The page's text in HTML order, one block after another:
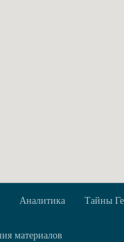
Аналитика Тайны
материалов